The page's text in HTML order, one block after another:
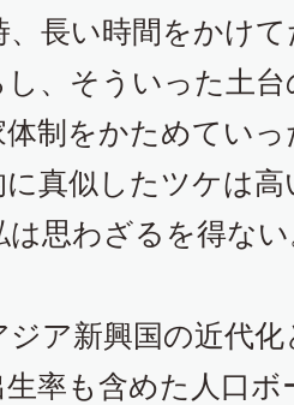
、長い時間をかけ
し、そういった土
制をかためてい
に真似したツケは
は思わざるを得な
ア新興国の近代
率も含めた人口